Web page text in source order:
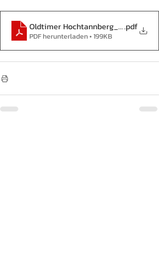
Oldtimer Hochtannberg_2014
.pdf
PDF herunterladen • 199KB